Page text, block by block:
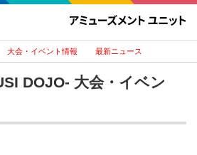
大会・イベント情報 最新ニュース
DOJO- 大会・イベン